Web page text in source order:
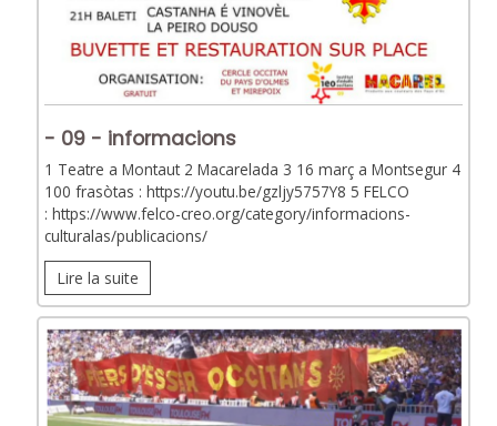
- 09 - informacions
1 Teatre a Montaut 2 Macarelada 3 16 març a Montsegur 4
100 frasòtas : https://youtu.be/gzljy5757Y8 5 FELCO
: https://www.felco-creo.org/category/informacions-
culturalas/publicacions/
Lire la suite